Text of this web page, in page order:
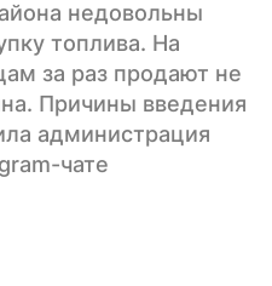
недовольны
топлива. На
за раз продают не
Причины введения
администрация
чате